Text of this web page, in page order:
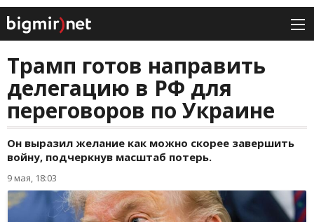
Трамп готов направить
делегацию в РФ для
переговоров по Украине
Он выразил желание как можно скорее завершить
войну, подчеркнув масштаб потерь.
9 мая, 18:03